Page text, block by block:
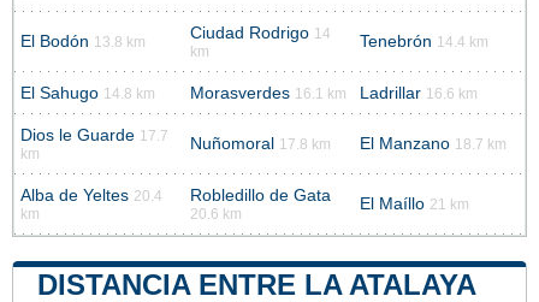
El Bodón 13.8 km Ciudad Rodrigo 14
km
Tenebrón 14.4 km
El Sahugo 14.8 km Morasverdes 16.1 km Ladrillar 16.6 km
Dios le Guarde 17.7
km
Nuñomoral 17.8 km El Manzano 18.7 km
Alba de Yeltes 20.4
km
Robledillo de Gata
20.6 km
El Maíllo 21 km
DISTANCIA ENTRE LA ATALAYA